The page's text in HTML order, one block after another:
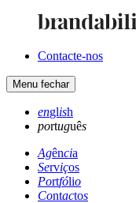
Contacte-nos
Menu fechar
english
português
Agência
Serviços
Portfólio
Contactos